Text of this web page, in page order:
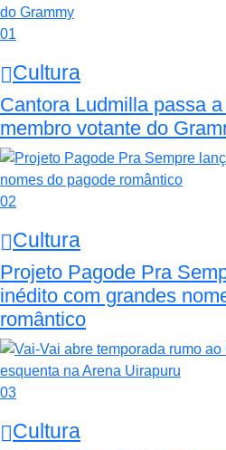
01
Cultura
Cantora Ludmilla passa
membro votante do
02
Cultura
Projeto Pagode Pra
inédito com grandes
romântico
03
Cultura